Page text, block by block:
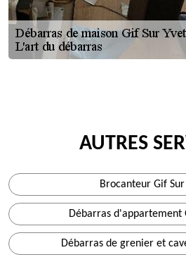
AUTRES
Brocanteur Gif
Débarras d'appartement
Débarras de grenier et